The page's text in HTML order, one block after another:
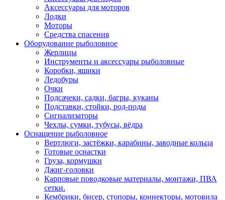
Аксессуары для моторов
Лодки
Моторы
Средства спасения
Оборудование рыболовное
Жерлицы
Инструменты и аксессуары рыболовные
Коробки, ящики
Ледобуры
Очки
Подсачеки, садки, багры, куканы
Подставки, стойки, род-поды
Сигнализаторы
Чехлы, сумки, тубусы, вёдра
Оснащение рыболовное
Вертлюги, застёжки, карабины, заводные кольца
Готовые оснастки
Груза, кормушки
Джиг-головки
Карповые поводковые материалы, монтажи, ПВА
сетки.
Кембрики, бисер, стопоры, коннекторы, мотовила